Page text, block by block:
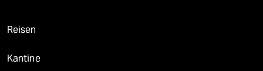
Reisen
Kantine